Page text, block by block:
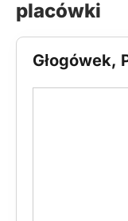
placówki
Głogówek,